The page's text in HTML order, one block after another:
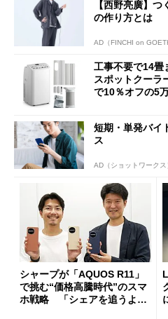
【西野亮廣】
の作り方とは
AD（FINCHI on
工事不要で14畳
スポットクーラ
で10％オフの5
短期・単発バイ
ス
AD（ショットワークス
シャープが「AQUOS R11」
で挑む“価格高騰時代”のスマ
ホ戦略 「シェアを追うより